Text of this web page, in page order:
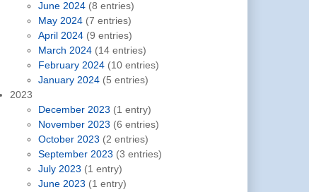
June 2024 (8 entries)
May 2024 (7 entries)
April 2024 (9 entries)
March 2024 (14 entries)
February 2024 (10 entries)
January 2024 (5 entries)
2023
December 2023 (1 entry)
November 2023 (6 entries)
October 2023 (2 entries)
September 2023 (3 entries)
July 2023 (1 entry)
June 2023 (1 entry)